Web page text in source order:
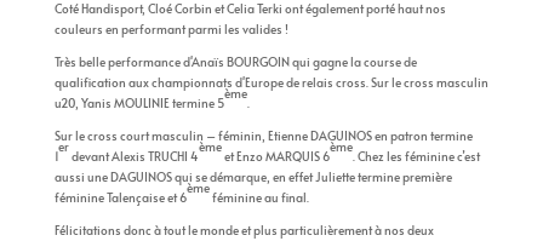
Coté Handisport, Cloé Corbin et Celia Terki ont également porté haut nos
couleurs en performantparmi les valides !
Très belle performance d'Anaïs BOURGOIN qui gagne la course de
qualification aux championnats d'Europe de relais cross. Sur le cross masculin
u20, Yanis MOULINIE termine 5
ème
.
Sur le cross court masculin – féminin, Etienne DAGUINOS en patron termine
1
er
devant Alexis TRUCHI 4
ème
et Enzo MARQUIS 6
ème
. Chez les féminine c’est
aussi une DAGUINOS qui se démarque, en effet Juliette termine première
féminine Talençaise et 6
ème
féminine au final.
Félicitations donc à tout le monde et plus particulièrement à nos deux